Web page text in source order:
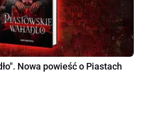
Nowa powieść o Piastach